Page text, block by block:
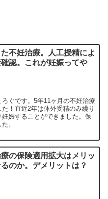
不妊治療。人工授精によ
確認。これが妊娠ってや
ぐです。5年11ヶ月の不妊治療
！直近2年は体外受精のみ繰り
娠することができました。保
。
の保険適用拡大はメリッ
るのか。デメリットは？